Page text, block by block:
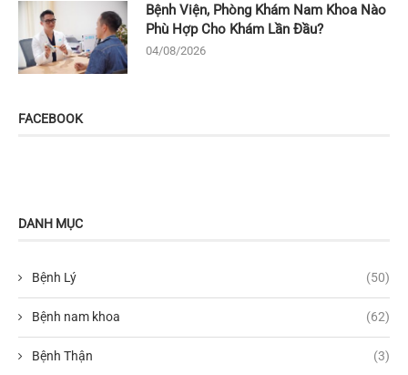
Bệnh Viện, Phòng Khám Nam Khoa Nào
Phù Hợp Cho Khám Lần Đầu?
04/08/2026
FACEBOOK
DANH MỤC
Bệnh Lý (50)
Bệnh nam khoa (62)
Bệnh Thận (3)